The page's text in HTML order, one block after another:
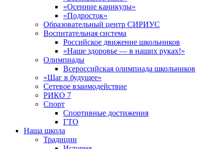
«Осенние каникулы»
«Подросток»
Образовательный центр СИРИУС
Воспитательная система
Российское движение школьников
«Наше здоровье — в наших руках!»
Олимпиады
Всероссийская олимпиада школьников
«Шаг в будущее»
Сетевое взаимодействие
РИКО 7
Спорт
Спортивные достижения
ГТО
Наша школа
Традиции